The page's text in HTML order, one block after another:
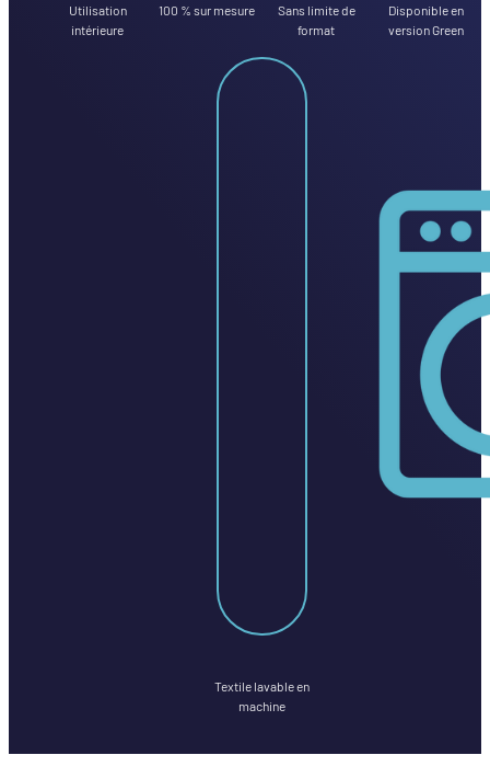
Utilisation
intérieure
100 % sur mesure
Sans limite de
format
Disponible en
version Green
Textile lavable en
machine